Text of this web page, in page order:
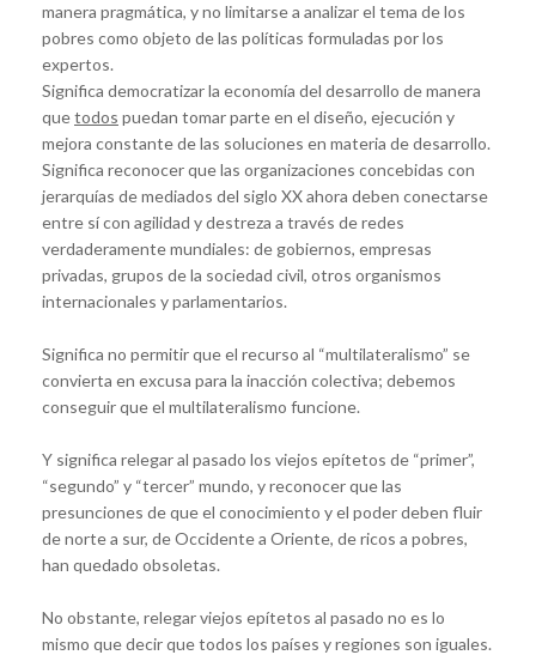
manera pragmática, y no limitarse a analizar el tema de los
pobres como objeto de las políticas formuladas por los
expertos.
Significa democratizar la economía del desarrollo de manera
quetodos puedan tomar parte en el diseño, ejecución y
mejora constante de las soluciones en materia de desarrollo.
Significa reconocer que las organizaciones concebidas con
jerarquías de mediados del siglo XX ahora deben conectarse
entre sí con agilidad y destreza a través de redes
verdaderamente mundiales: de gobiernos, empresas
privadas, grupos de la sociedad civil, otros organismos
internacionales y parlamentarios.
Significa no permitir que el recurso al “multilateralismo” se
convierta en excusa para la inacción colectiva; debemos
conseguir que el multilateralismo funcione.
Y significa relegar al pasado los viejos epítetos de “primer”,
“segundo” y “tercer” mundo, y reconocer que las
presunciones de que el conocimiento y el poder deben fluir
de norte a sur, de Occidente a Oriente, de ricos a pobres,
han quedado obsoletas.
No obstante, relegar viejos epítetos al pasado no es lo
mismo que decir que todos los países y regiones son iguales.